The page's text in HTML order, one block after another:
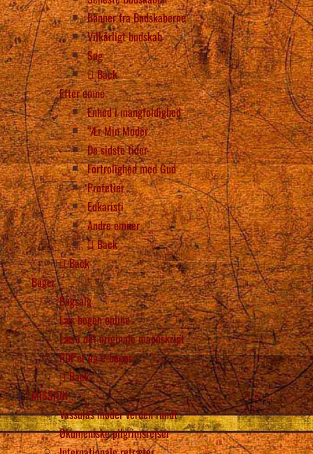
Bønner fra Budskaberne
Vilkårligt budskab
Søg
Back
Efter emne
Enhed i mangfoldighed
“Ær Min Moder
De sidste tider
Fortrolighed med Gud
Profetier
Eukaristi
Andre emner
Back
Back
Bøger
Bogsalg
Læs bogen online
Læs i det originale manuskript
PDF’er og e-bøger
Back
MISSION
Vassulas møder verden rundt
Økumeniske pilgrimsrejser